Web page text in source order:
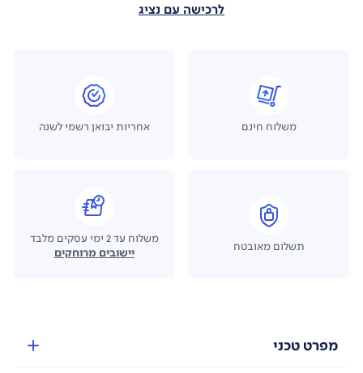
לרכישה עם נציג
משלוח חינם אחריות יבואן רשמי לשנה
תשלום מאובטח
משלוח עד 2 ימי עסקים מלבד
יישובים מרוחקים
מפרט טכני